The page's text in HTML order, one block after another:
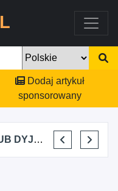
L
Dodaj artykuł
sponsorowany
JAKUB DYJAKIEWICZ POLISH LODA